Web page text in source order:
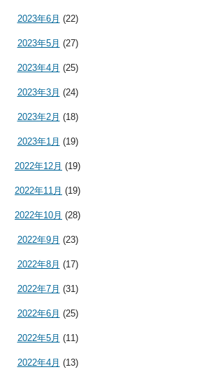
2023年6月 (22)
2023年5月 (27)
2023年4月 (25)
2023年3月 (24)
2023年2月 (18)
2023年1月 (19)
2022年12月 (19)
2022年11月 (19)
2022年10月 (28)
2022年9月 (23)
2022年8月 (17)
2022年7月 (31)
2022年6月 (25)
2022年5月 (11)
2022年4月 (13)